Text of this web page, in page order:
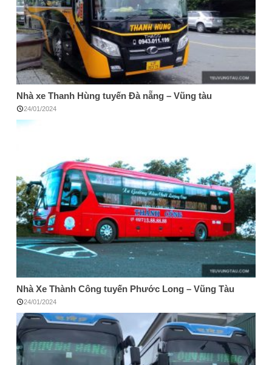
Nhà xe Thanh Hùng tuyến Đà nẵng – Vũng tàu
24/01/2024
Nhà Xe Thành Công tuyến Phước Long – Vũng Tàu
24/01/2024